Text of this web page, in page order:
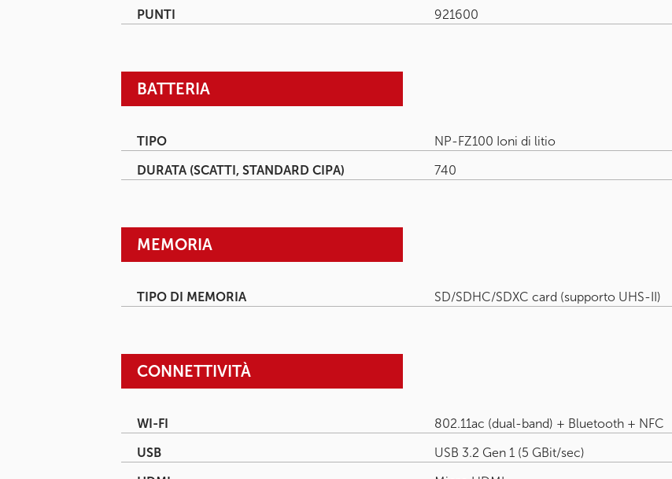
PUNTI
921600
BATTERIA
TIPO
NP-FZ100 Ioni di litio
DURATA (SCATTI, STANDARD CIPA)
740
MEMORIA
TIPO DI MEMORIA SD/SDHC/SDXC card (supporto UHS-II)
CONNETTIVITÀ
WI-FI
802.11ac (dual-band) + Bluetooth + NFC
USB
USB 3.2 Gen 1 (5 GBit/sec)